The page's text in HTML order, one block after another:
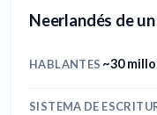
Neerlandés de
HABLANTES ~30
SISTEMA DE